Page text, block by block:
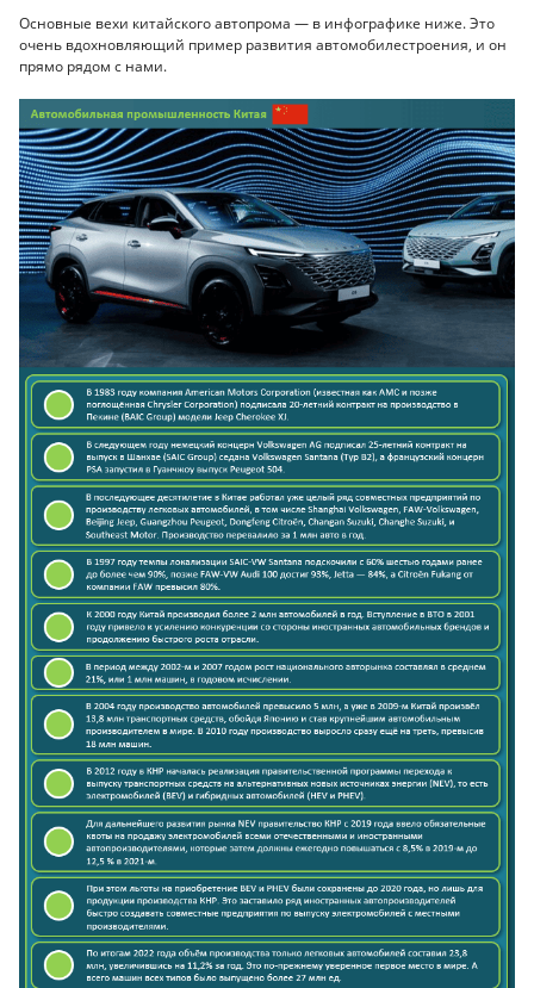
Основные вехи китайского автопрома — в инфографике ниже. Это
очень вдохновляющий пример развития автомобилестроения, и он
прямо рядом с нами.